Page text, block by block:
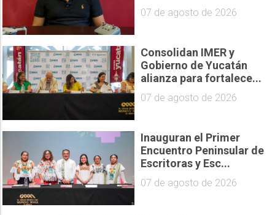
07 de agosto de 2026
Consolidan IMER y
Gobierno de Yucatán
alianza para fortalece...
07 de agosto de 2026
Inauguran el Primer
Encuentro Peninsular de
Escritoras y Esc...
07 de agosto de 2026